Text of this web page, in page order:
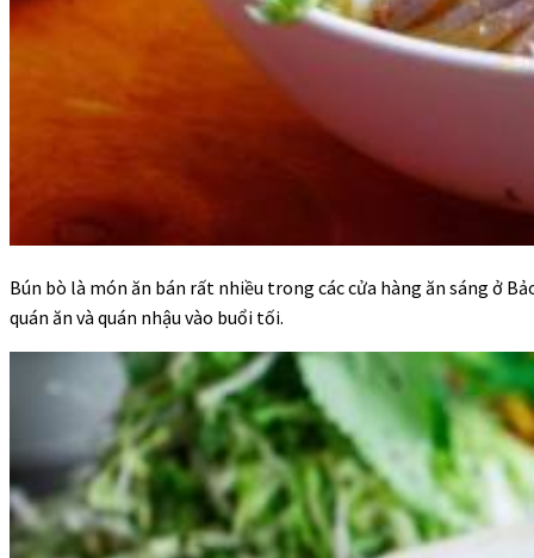
Bún bò là món ăn bán rất nhiều trong các cửa hàng ăn sáng ở
quán ăn và quán nhậu vào buổi tối.